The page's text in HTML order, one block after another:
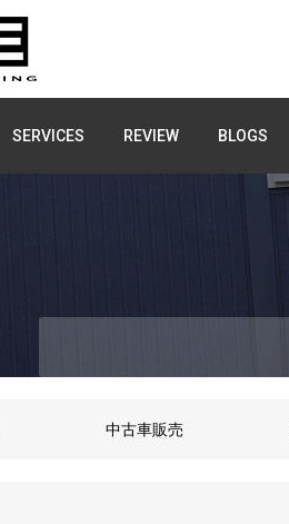
SERVICES REVIEW BLOGS
中古車販売